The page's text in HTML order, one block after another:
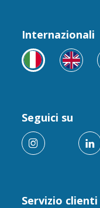
Servizio clienti
Internazionali
Seguici su